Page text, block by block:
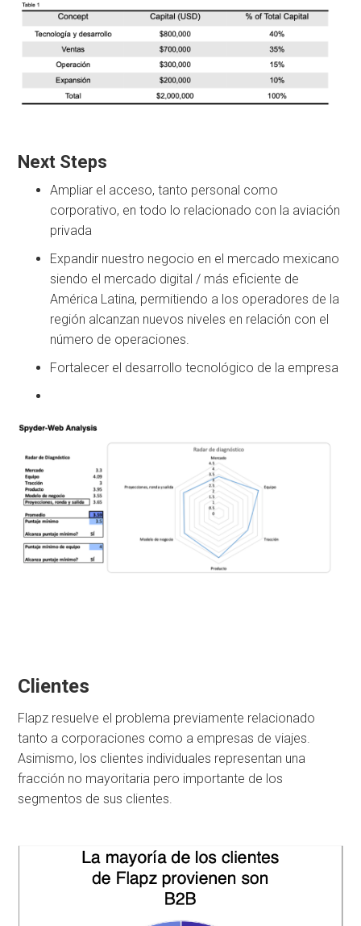
Next Steps
Ampliar el acceso, tanto personal como
corporativo, en todo lo relacionado con la aviación
privada
Expandir nuestro negocio en el mercado mexicano
siendo el mercado digital / más eficiente de
América Latina, permitiendo a los operadores de la
región alcanzan nuevos niveles en relación con el
número de operaciones.
Fortalecer el desarrollo tecnológico de la empresa
Clientes
Flapz resuelve el problema previamente relacionado
tanto a corporaciones como a empresas de viajes.
Asimismo, los clientes individuales representan una
fracción no mayoritaria pero importante de los
segmentos de sus clientes.